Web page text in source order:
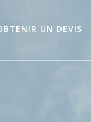
UN DEVIS